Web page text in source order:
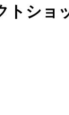
ショ